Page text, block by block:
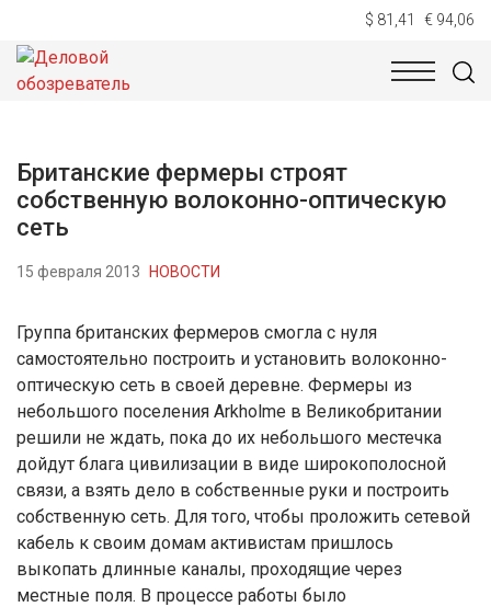
$ 81,41 € 94,06
НОВОСТИ
Британские фермеры строят
собственную волоконно-оптическую
сеть
15 февраля 2013 НОВОСТИ
Группа британских фермеров смогла с нуля
самостоятельно построить и установить волоконно-
оптическую сеть в своей деревне. Фермеры из
небольшого поселения Arkholme в Великобритании
решили не ждать, пока до их небольшого местечка
дойдут блага цивилизации в виде широкополосной
связи, а взять дело в собственные руки и построить
собственную сеть. Для того, чтобы проложить сетевой
кабель к своим домам активистам пришлось
выкопать длинные каналы, проходящие через
местные поля. В процессе работы было